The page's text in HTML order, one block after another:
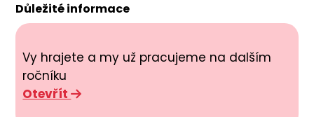
Důležité informace
Vy hrajete a my už pracujeme na dalším
ročníku
Otevřít